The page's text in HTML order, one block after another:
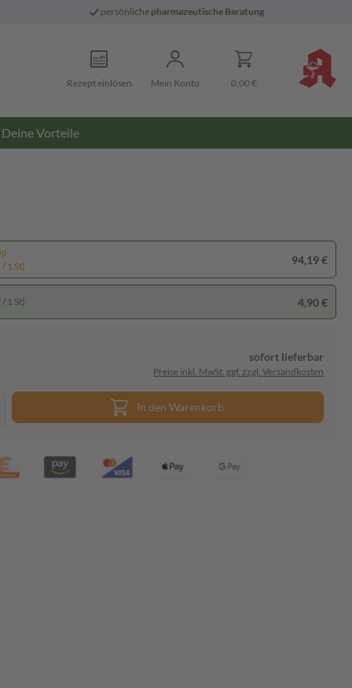
persönliche pharmazeutische Beratung
Rezept einlösen Mein Konto 0,00 €
Deine Vorteile
1 St)
94,19 €
1 St) 4,90 €
sofort lieferbar
Preise inkl. MwSt. ggf. zzgl. Versandkosten
In den Warenkorb